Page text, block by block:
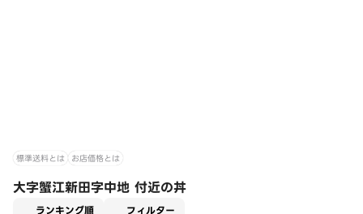
標準送料とは お店価格とは
大字蟹江新田字中地 付近の丼
ランキング順 フィルター